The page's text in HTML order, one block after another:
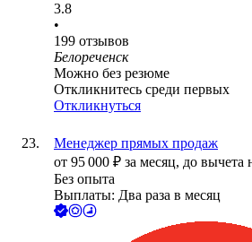
3.8
•
199 отзывов
Белореченск
Можно без резюме
Откликнитесь среди первых
Откликнуться
Менеджер прямых продаж
от 95 000 ₽ за месяц, до вычета
Без опыта
Выплаты: Два раза в месяц